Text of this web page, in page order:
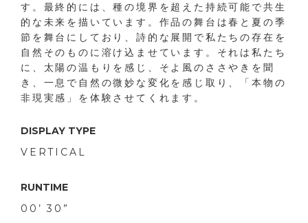
す。最終的には、種の境界を超えた持続可能で共生
的な未来を描いています。作品の舞台は春と夏の季
節を舞台にしており、詩的な展開で私たちの存在を
自然そのものに溶け込ませています。それは私たち
に、太陽の温もりを感じ、そよ風のささやきを聞
き、一息で自然の微妙な変化を感じ取り、「本物の
非現実感」を体験させてくれます。
DISPLAY TYPE
VERTICAL
RUNTIME
00’ 30”